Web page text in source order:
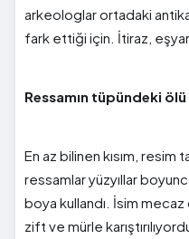
arkeologlar ortadaki
fark ettiği için. İtiraz,
Ressamın tüpündeki ölü
En az bilinen kısım, resim
ressamlar yüzyıllar
boya kullandı. İsim
zift ve mürle